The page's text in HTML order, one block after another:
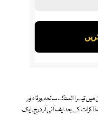
تیسرا المناک سانحہ، ورثاء اور
کے بعد ایف آئی آر درج، ایک